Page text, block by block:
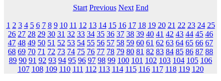
Start Previous Next End
1 2 3 4 5 6 7 8 9 10 11 12 13 14 15 16 17 18 19 20 21 22 23 24 25
26 27 28 29 30 31 32 33 34 35 36 37 38 39 40 41 42 43 44 45 46
47 48 49 50 51 52 53 54 55 56 57 58 59 60 61 62 63 64 65 66 67
68 69 70 71 72 73 74 75 76 77 78 79 80 81 82 83 84 85 86 87 88
89 90 91 92 93 94 95 96 97 98 99 100 101 102 103 104 105 106
107 108 109 110 111 112 113 114 115 116 117 118 119 120